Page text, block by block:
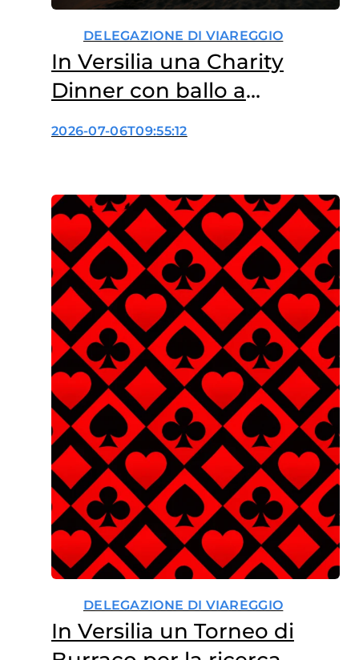
DELEGAZIONE DI VIAREGGIO
In Versilia una Charity
Dinner con ballo a
sostegno della ricerca
2026-07-06T09:55:12
DELEGAZIONE DI VIAREGGIO
In Versilia un Torneo di